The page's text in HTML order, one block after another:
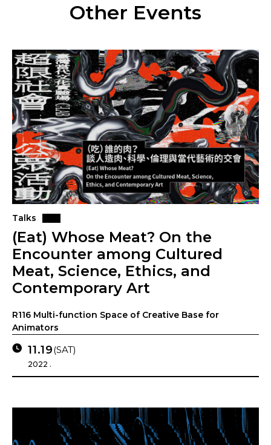
Other Events
Talks
(Eat) Whose Meat? On the
Encounter among Cultured
Meat, Science, Ethics, and
Contemporary Art
R116 Multi-function Space of Creative Base for
Animators
11.19(SAT)
2022 .